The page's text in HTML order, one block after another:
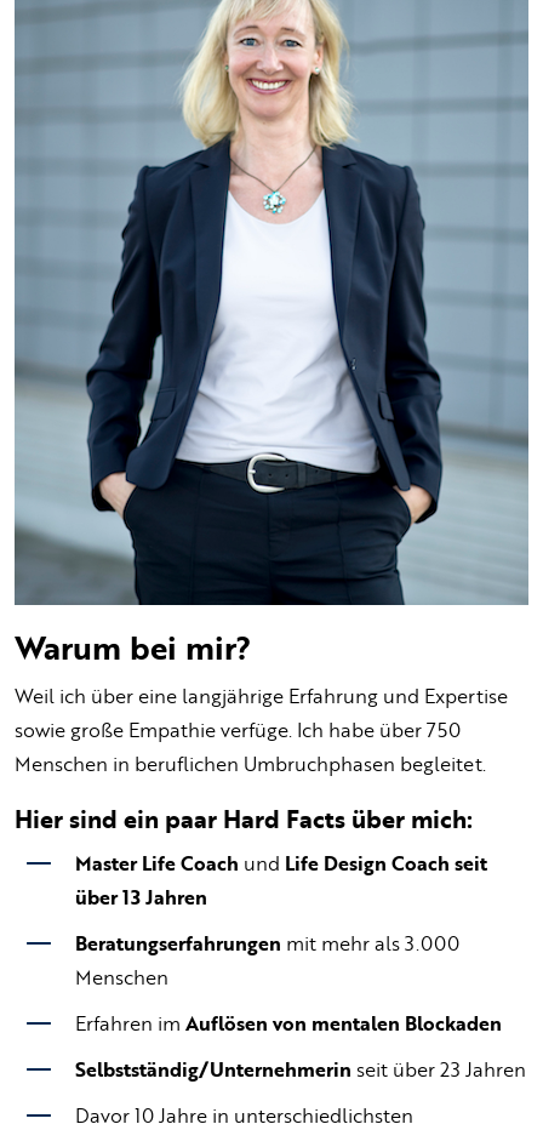
Warum bei mir?
Weil ich über eine langjährige Erfahrung und Expertise
sowie große Empathie verfüge. Ich habe über 750
Menschen in beruflichen Umbruchphasen begleitet.
Hier sind ein paar Hard Facts über mich:
Master Life Coach und Life Design Coach seit
über 13 Jahren
Beratungserfahrungen mit mehr als 3.000
Menschen
Erfahren im Auflösen von mentalen Blockaden
Selbstständig/Unternehmerin seit über 23 Jahren
Davor 10 Jahre in unterschiedlichsten